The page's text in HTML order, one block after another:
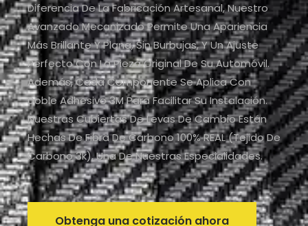
Diferencia De La Fabricación Artesanal, Nuestro
Avanzado Mecanizado Permite Una Apariencia
Más Brillante Y Plana, Sin Burbujas, Y Un Ajuste
Perfecto Con La Pieza Original De Su Automóvil.
Además, Cada Componente Se Aplica Con
Doble Adhesivo 3M Para Facilitar Su Instalación.
Nuestras Cubiertas De Levas De Cambio Están
Hechas De Fibra De Carbono 100% REAL (tejido De
Carbono 3k), Una De Nuestras Especialidades.
Obtenga una cotización ahora